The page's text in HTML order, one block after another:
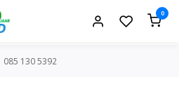
0
085 130 5392